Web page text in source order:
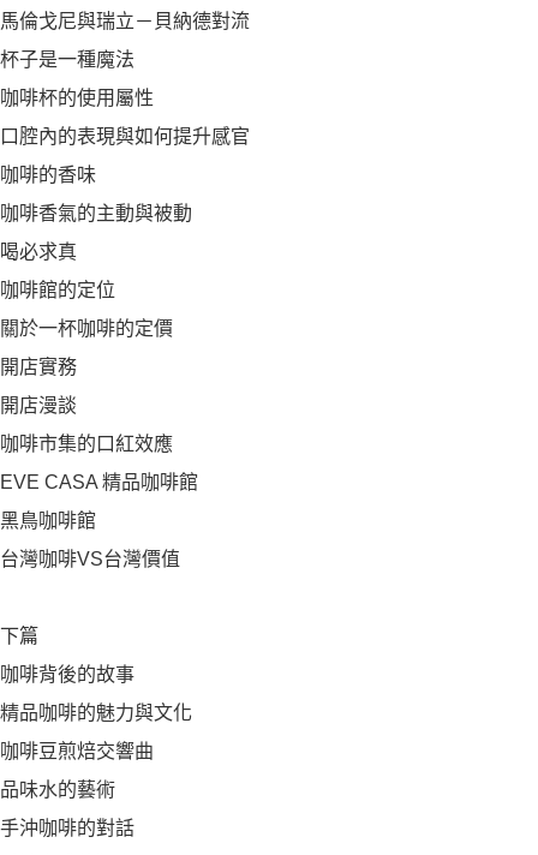
馬倫戈尼與瑞立－貝納德對流
杯子是一種魔法
咖啡杯的使用屬性
口腔內的表現與如何提升感官
咖啡的香味
咖啡香氣的主動與被動
喝必求真
咖啡館的定位
關於一杯咖啡的定價
開店實務
開店漫談
咖啡市集的口紅效應
EVE CASA 精品咖啡館
黑鳥咖啡館
台灣咖啡VS台灣價值
下篇
咖啡背後的故事
精品咖啡的魅力與文化
咖啡豆煎焙交響曲
品味水的藝術
手沖咖啡的對話